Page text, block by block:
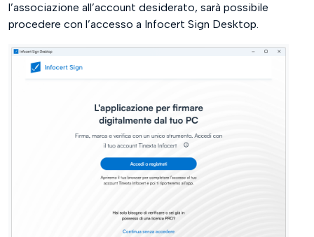
l’associazione all’account desiderato, sarà possibile
procedere con l’accesso a Infocert Sign Desktop.